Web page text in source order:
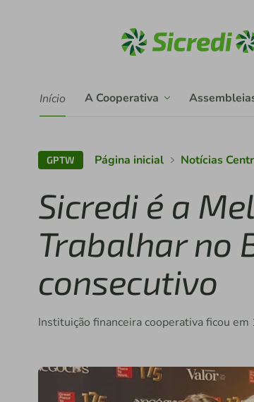
Início A Cooperativa
GPTW Página inicial Notícias
Sicredi é a
Trabalhar no
consecutivo
Instituição financeira cooperativa ficou